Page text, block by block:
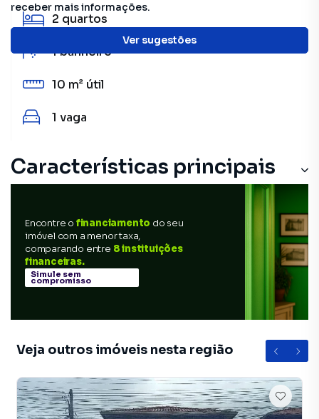
receber mais informações.
Ver sugestões
2 quartos
1banheiro
10 m² útil
1 vaga
Características principais
Encontre o financiamento do seu
imóvel com a menor taxa,
comparando entre 8 instituições
financeiras.
Simule sem
compromisso
Veja outros imóveis nesta região